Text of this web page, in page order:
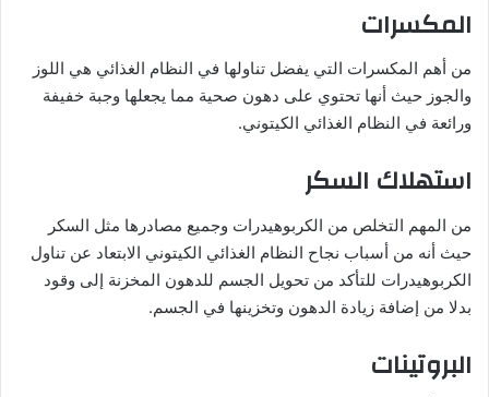
المكسرات
من أهم المكسرات التي يفضل تناولها في النظام الغذائي هي اللوز
والجوز حيث أنها تحتوي على دهون صحية مما يجعلها وجبة خفيفة
ورائعة في النظام الغذائي الكيتوني.
استهلاك السكر
من المهم التخلص من الكربوهيدرات وجميع مصادرها مثل السكر
حيث أنه من أسباب نجاح النظام الغذائي الكيتوني الابتعاد عن تناول
الكربوهيدرات للتأكد من تحويل الجسم للدهون المخزنة إلى وقود
بدلا من إضافة زيادة الدهون وتخزينها في الجسم.
البروتينات